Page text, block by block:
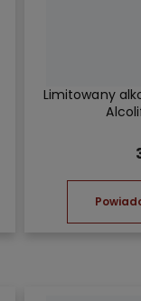
Limitowany